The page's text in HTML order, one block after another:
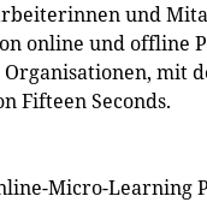
und
online und offline
mit
Fifteen Seconds.
Micro-Learning